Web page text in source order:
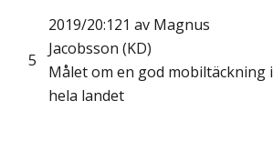
5
2019/20:121 av Magnus
Jacobsson (KD)
Målet om en god mobiltäckning i
hela landet